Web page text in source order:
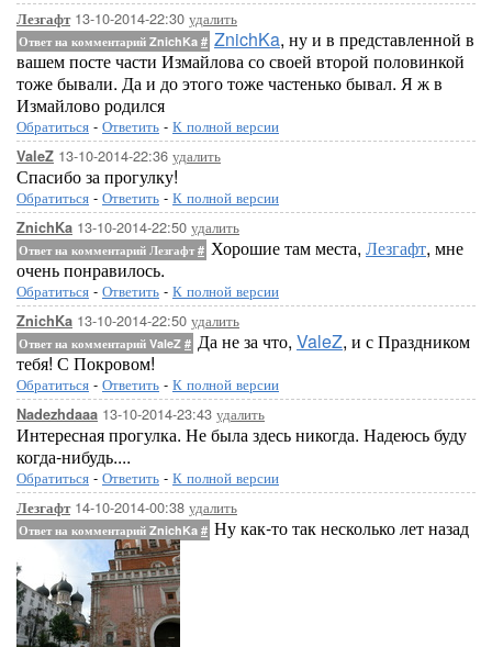
Лезгафт13-10-2014-22:30 удалить
Ответ на комментарий ZnichKa # ZnichKa, ну и в представленной в
вашем посте части Измайлова со своей второй половинкой
тоже бывали. Да и до этого тоже частенько бывал. Я ж в
Измайлово родился
Обратиться - Ответить - К полной версии
ValeZ 13-10-2014-22:36 удалить
Спасибо за прогулку!
Обратиться - Ответить - К полной версии
ZnichKa 13-10-2014-22:50 удалить
Ответ на комментарий Лезгафт# Хорошие там места, Лезгафт, мне
очень понравилось.
Обратиться - Ответить - К полной версии
ZnichKa 13-10-2014-22:50 удалить
Ответ на комментарий ValeZ # Да не за что, ValeZ, и с Праздником
тебя! С Покровом!
Обратиться - Ответить - К полной версии
Nadezhdaaa 13-10-2014-23:43 удалить
Интересная прогулка. Не была здесь никогда. Надеюсь буду
когда-нибудь....
Обратиться - Ответить - К полной версии
Лезгафт14-10-2014-00:38 удалить
Ответ на комментарий ZnichKa # Ну как-то так несколько лет назад